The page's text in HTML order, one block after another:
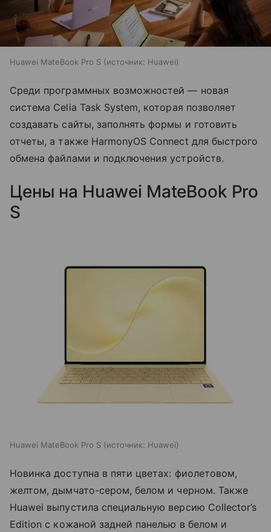
Huawei MateBook Pro S источник: Huawei
Среди программных возможностей — новая
система Celia Task System, которая позволяет
создавать сайты, заполнять формы и готовить
отчеты, а также HarmonyOS Connect для быстрого
обмена файлами и подключения устройств.
Цены на Huawei MateBook Pro
S
Huawei MateBook Pro S источник: Huawei
Новинка доступна в пяти цветах: фиолетовом,
желтом, дымчато-сером, белом и черном. Также
Huawei выпустила специальную версию Collector’s
Edition с кожаной задней панелью в белом и